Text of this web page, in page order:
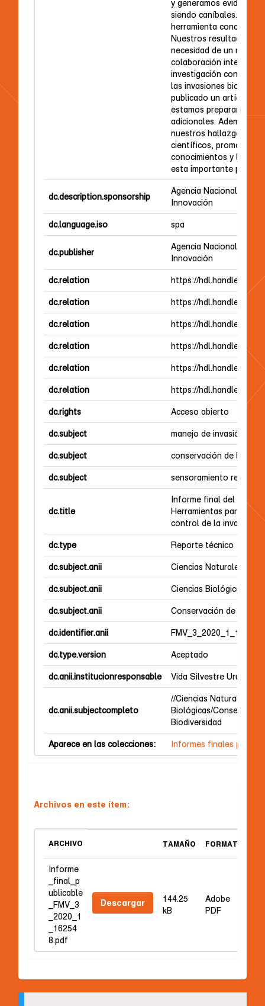
y generamos evidencia
siendo caníbales. Esta
herramienta concreta
Nuestros resultados
necesidad de un
colaboración
investigación
las invasiones
publicado un artículo
estamos preparando
adicionales. Además,
nuestros hallazgos en
científicos,
conocimientos y la
esta importante
dc.description.sponsorship
Agencia Nacional de
Innovación
dc.language.iso spa
dc.publisher
Agencia Nacional de
Innovación
dc.relation https://hdl.handle.net/
dc.relation https://hdl.handle.net/
dc.relation https://hdl.handle.net/
dc.relation https://hdl.handle.net/
dc.relation https://hdl.handle.net/
dc.relation https://hdl.handle.net/
dc.rights Acceso abierto
dc.subject manejo de invasión
dc.subject conservación de la
dc.subject sensoramiento remoto
dc.title
Informe final del
Herramientas para el
control de la invasión
dc.type Reporte técnico
dc.subject.anii Ciencias Naturales y
dc.subject.anii Ciencias Biológicas
dc.subject.anii Conservación de la
dc.identifier.anii FMV_3_2020_1_162548
dc.type.version Aceptado
dc.anii.institucionresponsable Vida Silvestre Uruguay
dc.anii.subjectcompleto
//Ciencias Naturales y
Biológicas/
Biodiversidad
Aparece en las colecciones: Informes finales
Archivos en este ítem:
ARCHIVO TAMAÑO FORMATO
Informe
_final_p
ublicable
_FMV_3
_2020_1
_16254
8.pdf
Descargar
144.25
kB
Adobe
PDF